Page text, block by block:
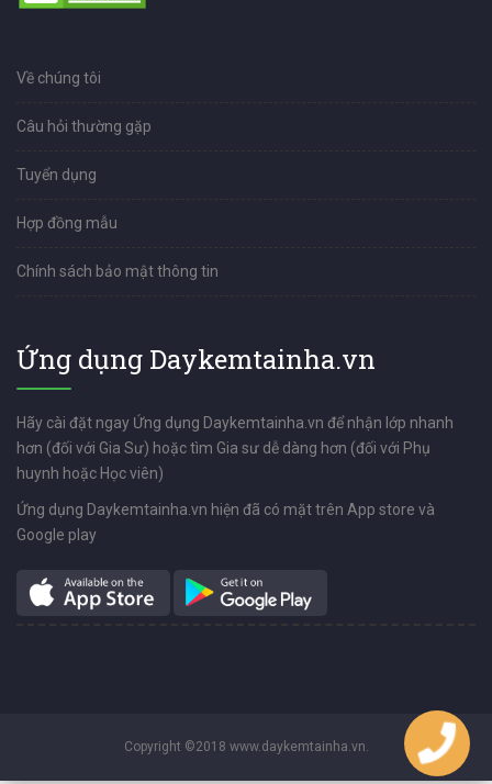
Về chúng tôi
Câu hỏi thường gặp
Tuyển dụng
Hợp đồng mẫu
Chính sách bảo mật thông tin
Ứng dụng Daykemtainha.vn
Hãy cài đặt ngay Ứng dụng Daykemtainha.vn để nhận lớp nhanh
hơn (đối với Gia Sư) hoặc tìm Gia sư dễ dàng hơn (đối với Phụ
huynh hoặc Học viên)
Ứng dụng Daykemtainha.vn hiện đã có mặt trên App store và
Google play
Copyright ©2018 www.daykemtainha.vn.